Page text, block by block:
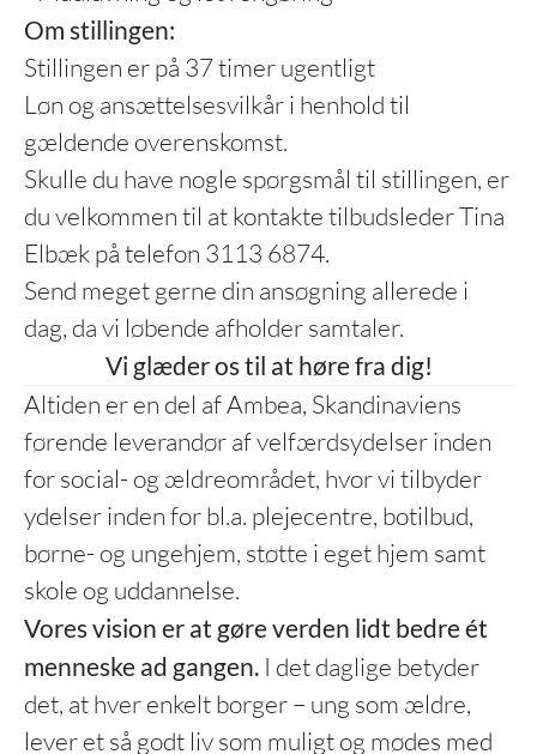
Om stillingen:
Stillingen er på 37 timer ugentligt
Løn og ansættelsesvilkår i henhold til
gældende overenskomst.
Skulle du have nogle spørgsmål til stillingen, er
du velkommen til at kontakte tilbudsleder Tina
Elbæk på telefon 3113 6874.
Send meget gerne din ansøgning allerede i
dag, da vi løbende afholder samtaler.
Vi glæder os til at høre fra dig!
Altiden er en del af Ambea, Skandinaviens
førende leverandør af velfærdsydelser inden
for social- og ældreområdet, hvor vi tilbyder
ydelser inden for bl.a. plejecentre, botilbud,
børne- og ungehjem, støtte i eget hjem samt
skole og uddannelse.
Vores vision er at gøre verden lidt bedre ét
menneske ad gangen. I det daglige betyder
det, at hver enkelt borger – ung som ældre,
lever et så godt liv som muligt og mødes med